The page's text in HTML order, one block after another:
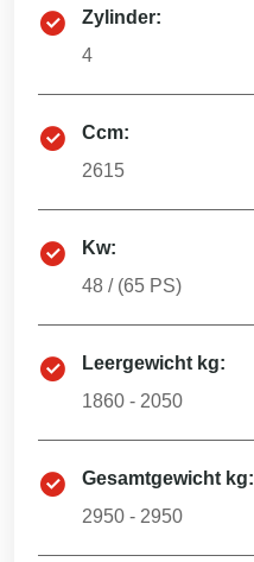
Zylinder:
4
Ccm:
2615
Kw:
48 / (65 PS)
Leergewicht kg:
1860 - 2050
Gesamtgewicht kg:
2950 - 2950